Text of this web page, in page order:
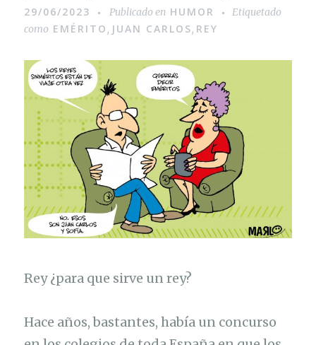
29/06/2023 Publicado en HUMOR
Etiquetado
como EMÉRITO, JUAN CARLOS, REY
Rey ¿para que sirve un rey?
Hace años, bastantes, había un concurso